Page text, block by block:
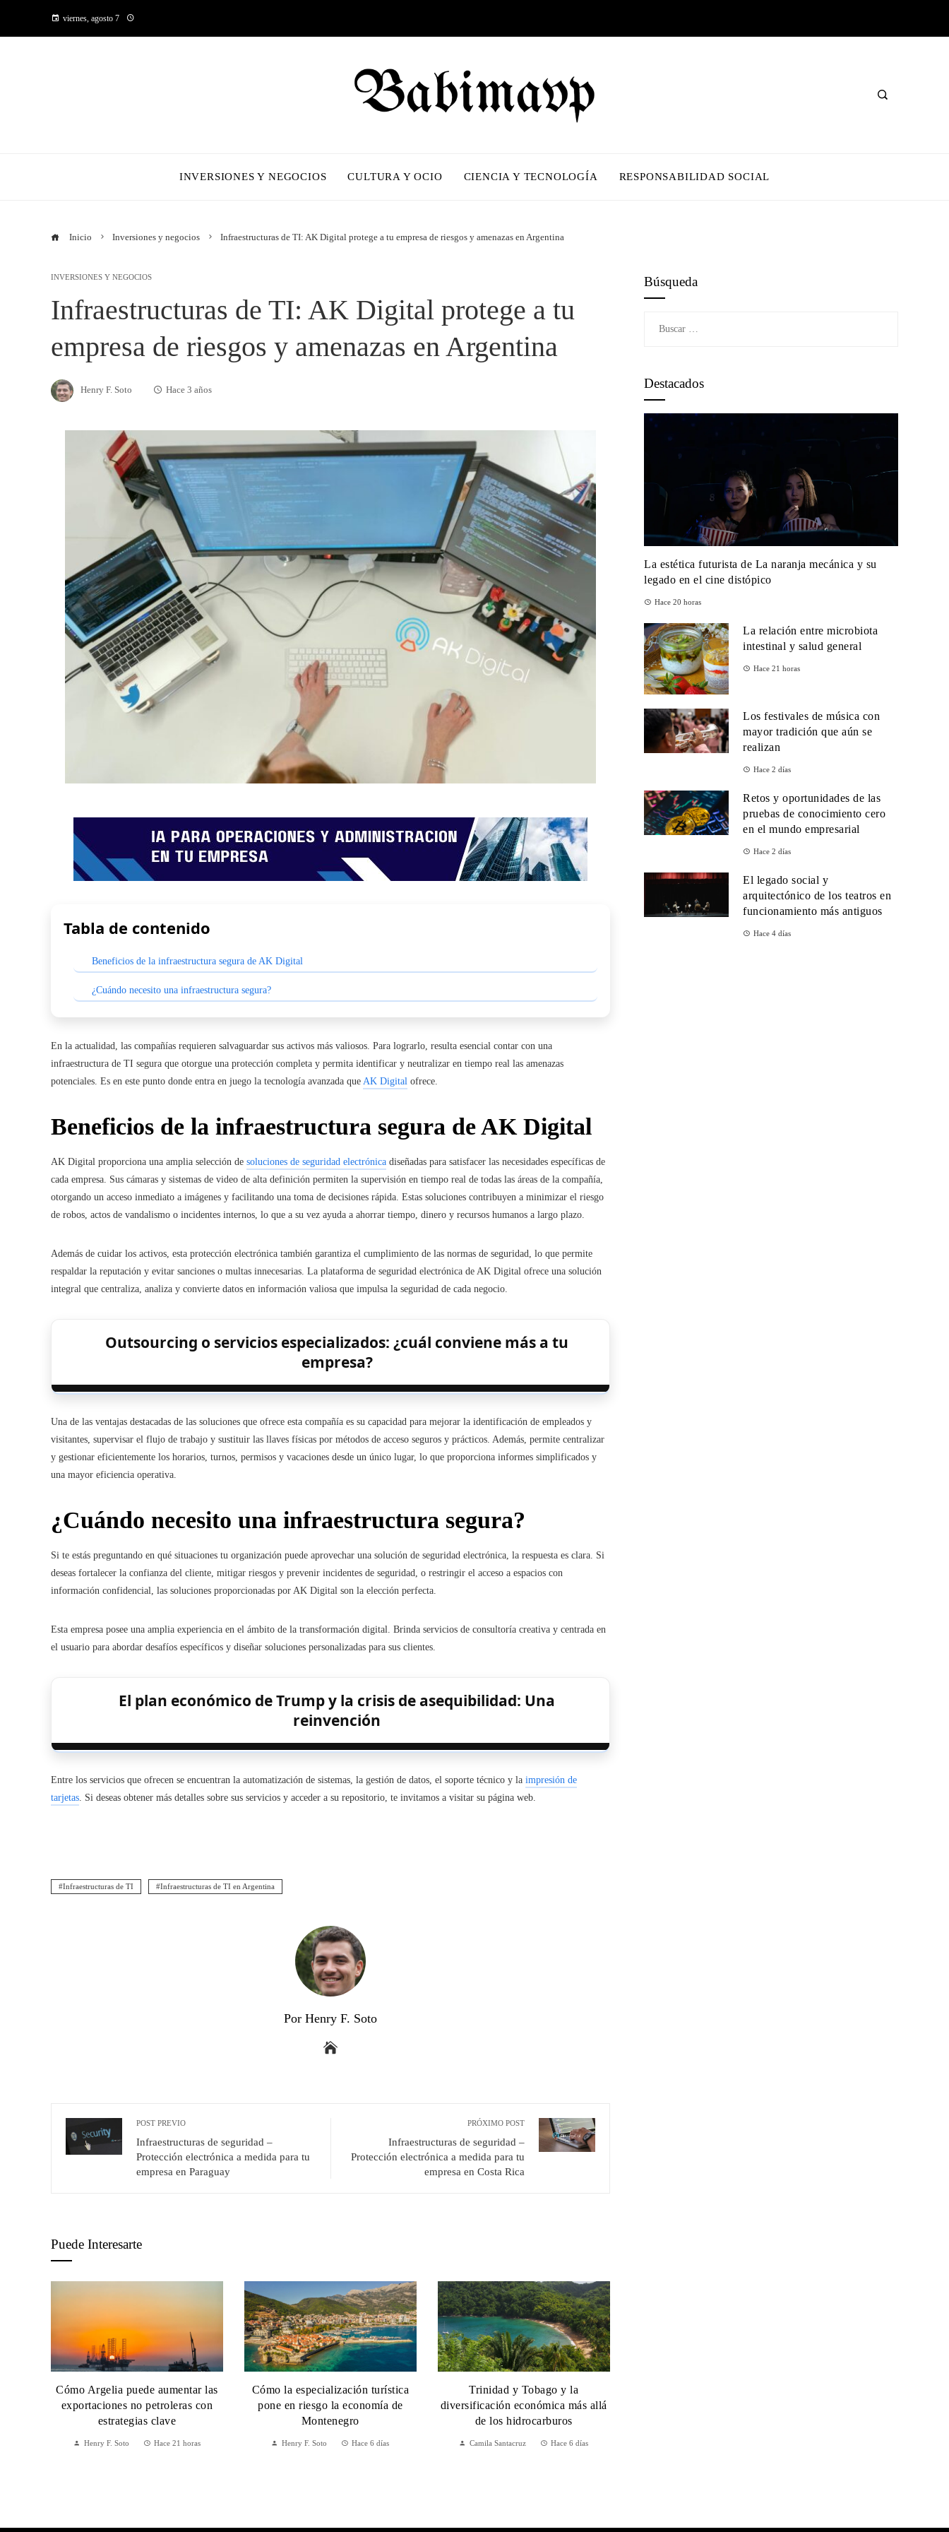
viernes, agosto 7
INVERSIONES Y NEGOCIOS CULTURA Y OCIO CIENCIA Y TECNOLOGÍA RESPONSABILIDAD SOCIAL
Inicio Inversiones y negocios Infraestructuras de TI: AK Digital protege a tu empresa de riesgos y amenazas en Argentina
INVERSIONES Y NEGOCIOS
Infraestructuras de TI: AK Digital protege a tu
empresa de riesgos y amenazas en Argentina
Henry F. Soto Hace 3 años
Tabla de contenido
Beneficios de la infraestructura segura de AK Digital
¿Cuándo necesito una infraestructura segura?
En la actualidad, las compañías requieren salvaguardar sus activos más valiosos. Para lograrlo, resulta esencial contar con una
infraestructura de TI segura que otorgue una protección completa y permita identificar y neutralizar en tiempo real las amenazas
potenciales. Es en este punto donde entra en juego la tecnología avanzada que AK Digital ofrece.
Beneficios de la infraestructura segura de AK Digital
AK Digital proporciona una amplia selección de soluciones de seguridad electrónica diseñadas para satisfacer las necesidades específicas de
cada empresa. Sus cámaras y sistemas de video de alta definición permiten la supervisión en tiempo real de todas las áreas de la compañía,
otorgando un acceso inmediato a imágenes y facilitando una toma de decisiones rápida. Estas soluciones contribuyen a minimizar el riesgo
de robos, actos de vandalismo o incidentes internos, lo que a su vez ayuda a ahorrar tiempo, dinero y recursos humanos a largo plazo.
Además de cuidar los activos, esta protección electrónica también garantiza el cumplimiento de las normas de seguridad, lo que permite
respaldar la reputación y evitar sanciones o multas innecesarias. La plataforma de seguridad electrónica de AK Digital ofrece una solución
integral que centraliza, analiza y convierte datos en información valiosa que impulsa la seguridad de cada negocio.
Outsourcing o servicios especializados: ¿cuál conviene más a tu
empresa?
Una de las ventajas destacadas de las soluciones que ofrece esta compañía es su capacidad para mejorar la identificación de empleados y
visitantes, supervisar el flujo de trabajo y sustituir las llaves físicas por métodos de acceso seguros y prácticos. Además, permite centralizar
y gestionar eficientemente los horarios, turnos, permisos y vacaciones desde un único lugar, lo que proporciona informes simplificados y
una mayor eficiencia operativa.
¿Cuándo necesito una infraestructura segura?
Si te estás preguntando en qué situaciones tu organización puede aprovechar una solución de seguridad electrónica, la respuesta es clara. Si
deseas fortalecer la confianza del cliente, mitigar riesgos y prevenir incidentes de seguridad, o restringir el acceso a espacios con
información confidencial, las soluciones proporcionadas por AK Digital son la elección perfecta.
Esta empresa posee una amplia experiencia en el ámbito de la transformación digital. Brinda servicios de consultoría creativa y centrada en
el usuario para abordar desafíos específicos y diseñar soluciones personalizadas para sus clientes.
El plan económico de Trump y la crisis de asequibilidad: Una
reinvención
Entre los servicios que ofrecen se encuentran la automatización de sistemas, la gestión de datos, el soporte técnico y la impresión de
tarjetas. Si deseas obtener más detalles sobre sus servicios y acceder a su repositorio, te invitamos a visitar su página web.
Infraestructuras de TI Infraestructuras de TI en Argentina
Por Henry F. Soto
POST PREVIO
Infraestructuras de seguridad –
Protección electrónica a medida para tu
empresa en Paraguay
PRÓXIMO POST
Infraestructuras de seguridad –
Protección electrónica a medida para tu
empresa en Costa Rica
Puede Interesarte
Cómo Argelia puede aumentar las
exportaciones no petroleras con
estrategias clave
Henry F. Soto Hace 21 horas
Cómo la especialización turística
pone en riesgo la economía de
Montenegro
Henry F. Soto Hace 6 días
Trinidad y Tobago y la
diversificación económica más allá
de los hidrocarburos
Camila Santacruz Hace 6 días
Búsqueda
Destacados
La estética futurista de La naranja mecánica y su
legado en el cine distópico
Hace 20 horas
La relación entre microbiota
intestinal y salud general
Hace 21 horas
Los festivales de música con
mayor tradición que aún se
realizan
Hace 2 días
Retos y oportunidades de las
pruebas de conocimiento cero
en el mundo empresarial
Hace 2 días
El legado social y
arquitectónico de los teatros en
funcionamiento más antiguos
Hace 4 días